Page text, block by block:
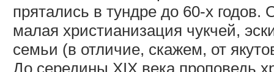
прятались в тундре до 60-х годов.
малая христианизация чукчей,
семьи (в отличие, скажем, от
До середины XIX века проповедь